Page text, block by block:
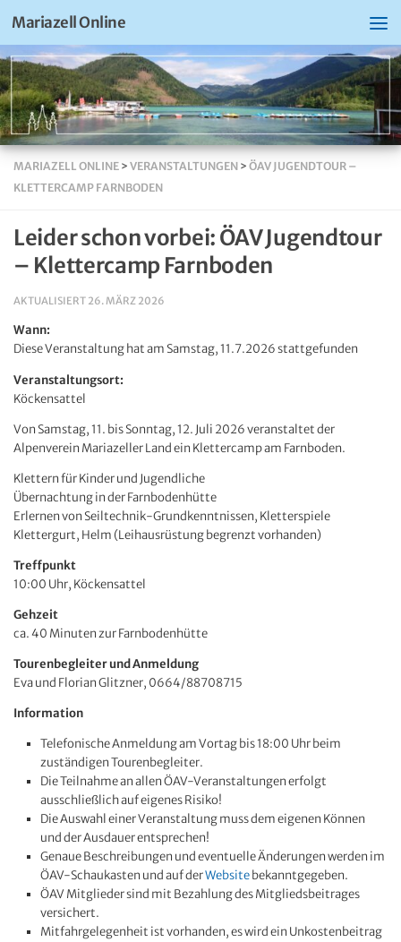
Mariazell Online
MARIAZELL ONLINE > VERANSTALTUNGEN > ÖAV JUGENDTOUR –
KLETTERCAMP FARNBODEN
Leider schon vorbei: ÖAV Jugendtour
– Klettercamp Farnboden
AKTUALISIERT 26. MÄRZ 2026
Wann:
Diese Veranstaltung hat am Samstag, 11.7.2026 stattgefunden
Veranstaltungsort:
Köckensattel
Von Samstag, 11. bis Sonntag, 12. Juli 2026 veranstaltet der
Alpenverein Mariazeller Land ein Klettercamp am Farnboden.
Klettern für Kinder und Jugendliche
Übernachtung in der Farnbodenhütte
Erlernen von Seiltechnik-Grundkenntnissen, Kletterspiele
Klettergurt, Helm (Leihausrüstung begrenzt vorhanden)
Treffpunkt
10:00 Uhr, Köckensattel
Gehzeit
ca. 40 Minuten zur Farnbodenhütte
Tourenbegleiter und Anmeldung
Eva und Florian Glitzner, 0664/88708715
Information
Telefonische Anmeldung am Vortag bis 18:00 Uhr beim
zuständigen Tourenbegleiter.
Die Teilnahme an allen ÖAV-Veranstaltungen erfolgt
ausschließlich auf eigenes Risiko!
Die Auswahl einer Veranstaltung muss dem eigenen Können
und der Ausdauer entsprechen!
Genaue Beschreibungen und eventuelle Änderungen werden im
ÖAV-Schaukasten und auf derWebsitebekanntgegeben.
ÖAV Mitglieder sind mit Bezahlung des Mitgliedsbeitrages
versichert.
Mitfahrgelegenheit ist vorhanden, es wird ein Unkostenbeitrag